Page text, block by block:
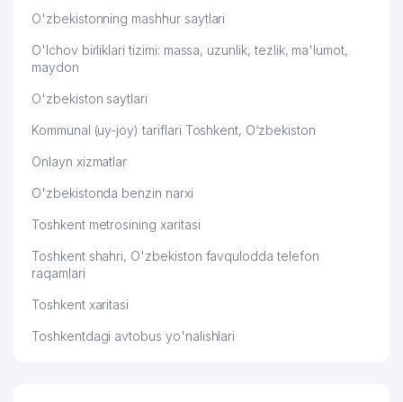
O'zbekistonning mashhur saytlari
O'lchov birliklari tizimi: massa, uzunlik, tezlik, ma'lumot,
maydon
O'zbekiston saytlari
Kommunal (uy-joy) tariflari Toshkent, O‘zbekiston
Onlayn xizmatlar
O'zbekistonda benzin narxi
Toshkent metrosining xaritasi
Toshkent shahri, O'zbekiston favqulodda telefon
raqamlari
Toshkent xaritasi
Toshkentdagi avtobus yo'nalishlari